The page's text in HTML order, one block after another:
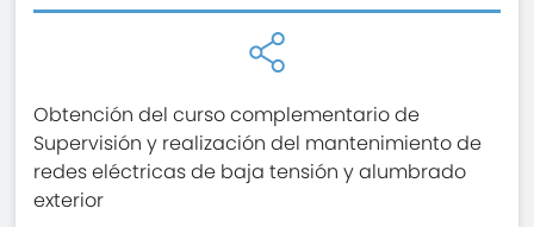
Obtención del curso complementario de
Supervisión y realización del mantenimiento de
redes eléctricas de baja tensión y alumbrado
exterior